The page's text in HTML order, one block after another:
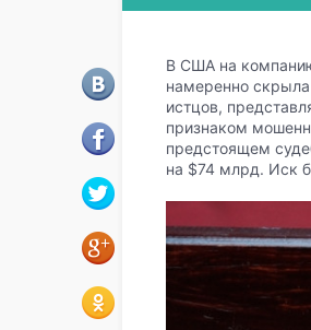
В США на
намеренно
истцов,
признаком
предстоящем
на $74 млрд. Иск